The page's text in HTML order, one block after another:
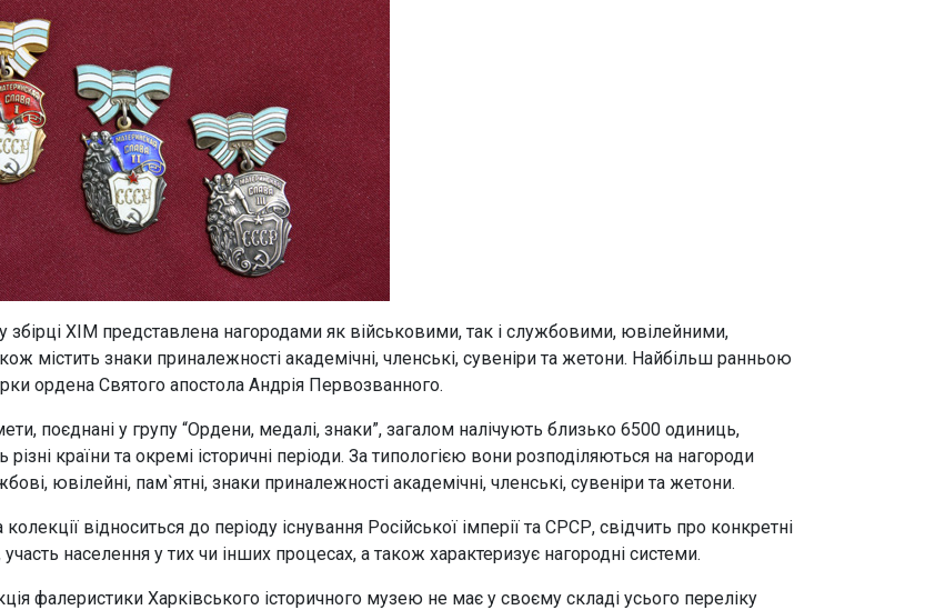
у збірці ХІМ представлена нагородами як військовими, так і службовими, ювілейними,
містить знаки приналежності академічні, членські, сувеніри та жетони. Найбільш ранньою
ордена Святого апостола Андрія Первозванного.
поєднані у групу “Ордени, медалі, знаки”, загалом налічують близько 6500 одиниць,
країни та окремі історичні періоди. За типологією вони розподіляються на нагороди
ювілейні, пам`ятні, знаки приналежності академічні, членські, сувеніри та жетони.
колекції відноситься до періоду існування Російської імперії та СРСР, свідчить про конкретні
участь населення у тих чи інших процесах, а також характеризує нагородні системи.
фалеристики Харківського історичного музею не має у своєму складі усього переліку